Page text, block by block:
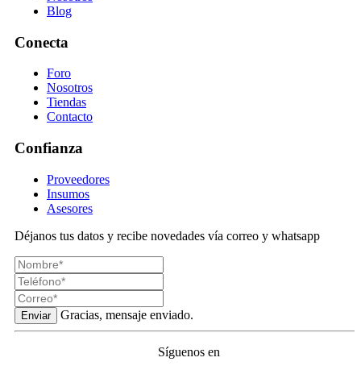
Blog
Conecta
Foro
Nosotros
Tiendas
Contacto
Confianza
Proveedores
Insumos
Asesores
Déjanos tus datos y recibe novedades vía correo y whatsapp
Enviar Gracias, mensaje enviado.
Síguenos en